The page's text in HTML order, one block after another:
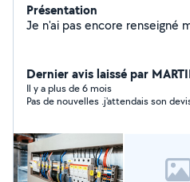
Présentation
Dernier avis laissé par
Il y a plus de 6 mois
Pas de nouvelles .j'attendais son